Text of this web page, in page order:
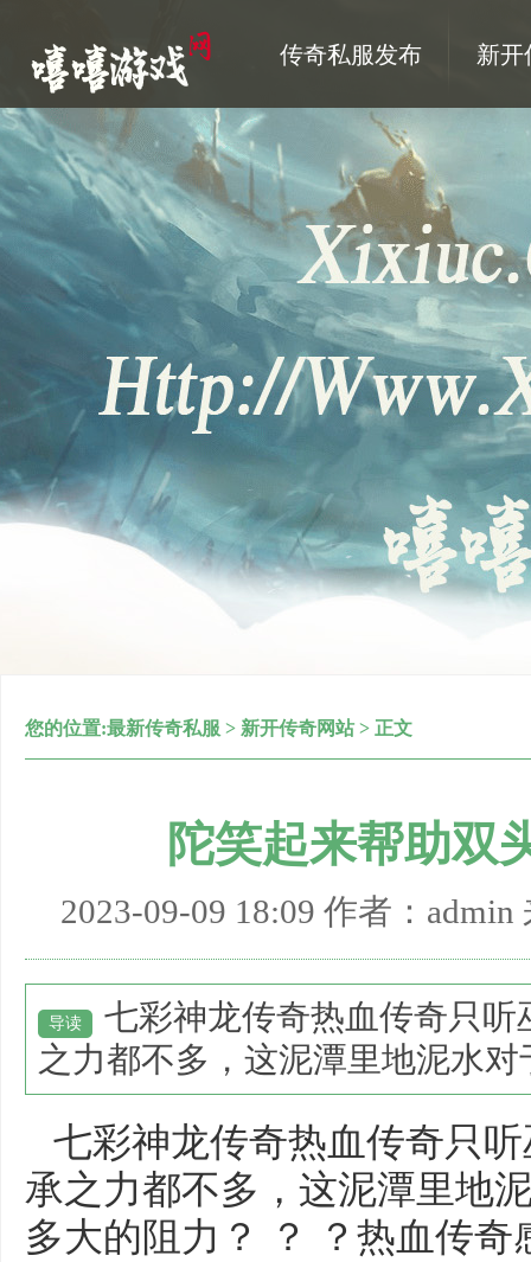
传奇私服发布 新开
您的位置:最新传奇私服 > 新开传奇网站> 正文
陀笑起来帮助
2023-09-09 18:09 作者：admin
导读
七彩神龙传奇热血传奇只
之力都不多，这泥潭里地泥水
七彩神龙传奇热血传奇只
承之力都不多，这泥潭里地
多大的阻力？ ？ ？热血传